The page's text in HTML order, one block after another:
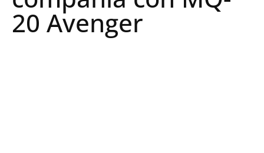
20 Avenger